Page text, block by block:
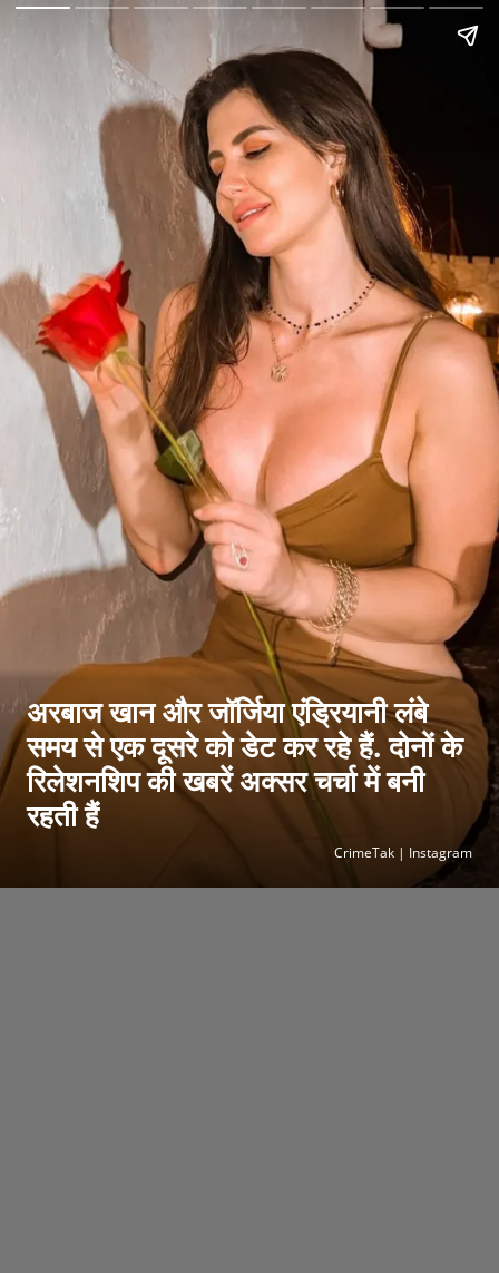
अरबाज खान और जॉर्जिया एंड्रियानी लंबे
समय से एक दूसरे को डेट कर रहे हैं. दोनों के
रिलेशनशिप की खबरें अक्सर चर्चा में बनी
रहती हैं
CrimeTak | Instagram